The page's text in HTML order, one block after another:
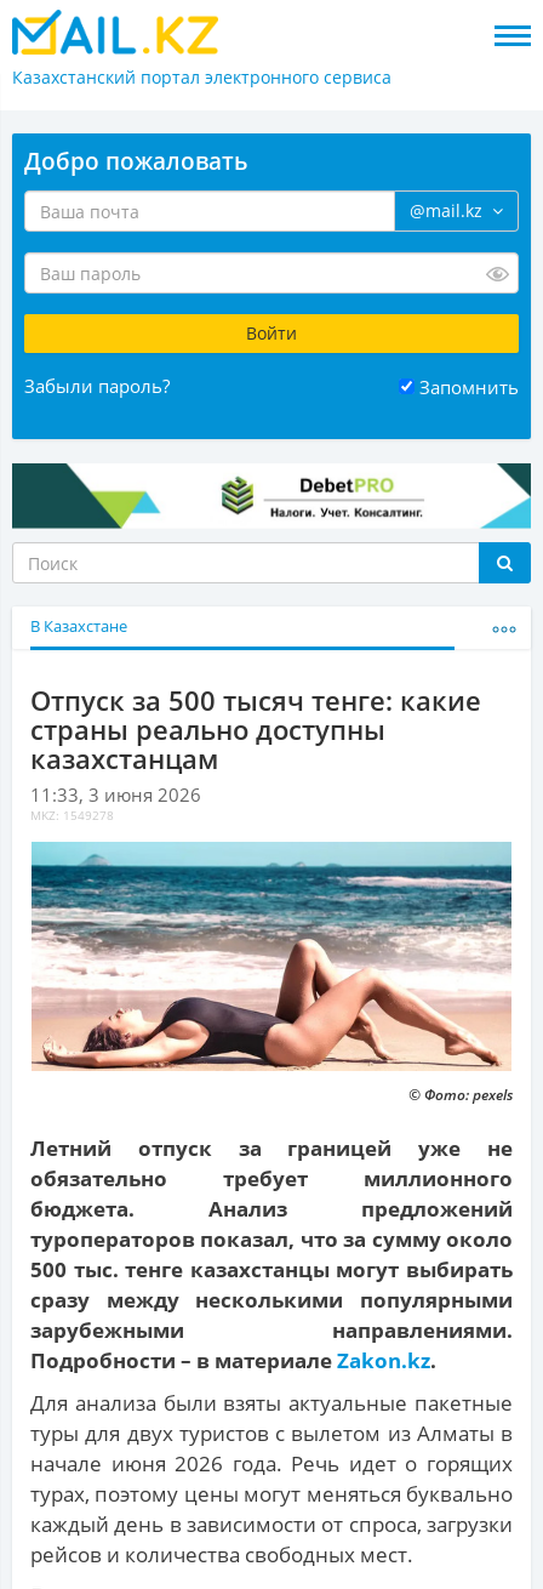
Казахстанский портал электронного сервиса
Добро пожаловать
@mail.kz
Забыли пароль? Запомнить
В Казахстане
Отпуск за 500 тысяч тенге: какие
страны реально доступны
казахстанцам
11:33, 3 июня 2026
MKZ: 1549278
© Фото: pexels
Летний отпуск за границей уже не
обязательно требует миллионного
бюджета. Анализ предложений
туроператоров показал, что за сумму около
500 тыс. тенге казахстанцы могут выбирать
сразу между несколькими популярными
зарубежными направлениями.
Подробности – в материалеZakon.kz.
Для анализа были взяты актуальные пакетные
туры для двух туристов с вылетом из Алматы в
начале июня 2026 года. Речь идет о горящих
турах, поэтому цены могут меняться буквально
каждый день в зависимости от спроса, загрузки
рейсов и количества свободных мест.